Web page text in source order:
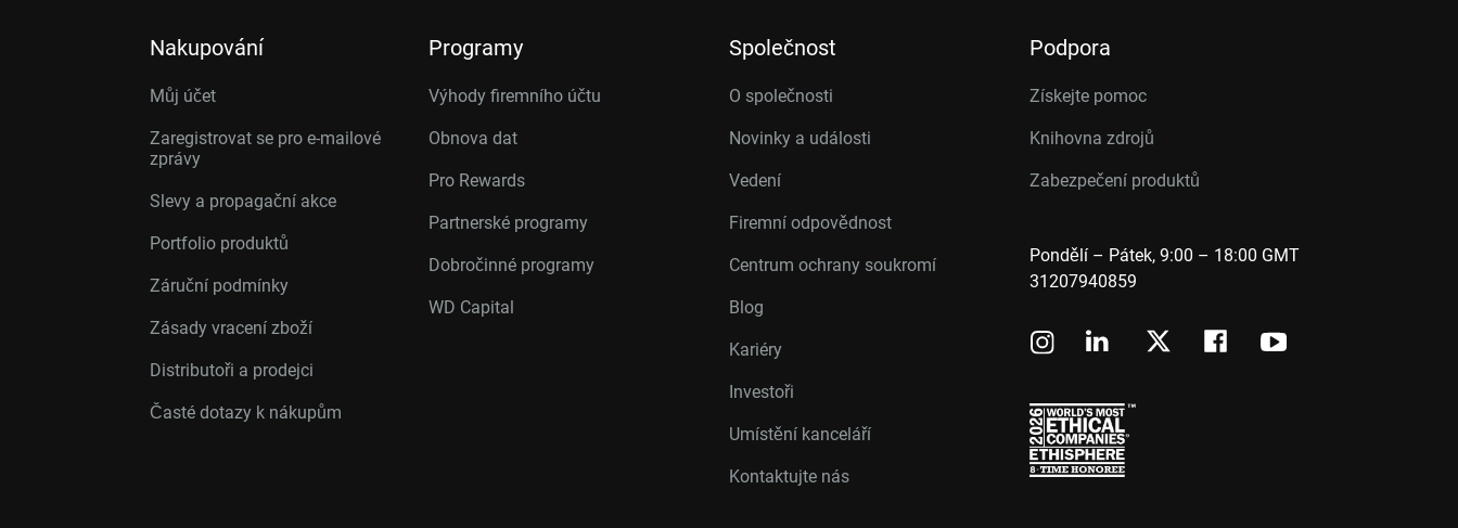
Nakupování
Můj účet
Zaregistrovat se pro e-mailové
zprávy
Slevy a propagační akce
Portfolio produktů
Záruční podmínky
Zásady vracení zboží
Distributoři a prodejci
Časté dotazy k nákupům
Programy
Výhody firemního účtu
Obnova dat
Pro Rewards
Partnerské programy
Dobročinné programy
WD Capital
Společnost
O společnosti
Novinky a události
Vedení
Firemní odpovědnost
Centrum ochrany soukromí
Blog
Kariéry
Investoři
Umístění kanceláří
Kontaktujte nás
Podpora
Získejte pomoc
Knihovna zdrojů
Zabezpečení produktů
Pondělí – Pátek, 9:00 – 18:00 GMT
31207940859